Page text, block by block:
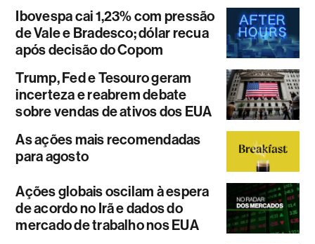
Ibovespa cai 1,23% com pressão
de Vale e Bradesco; dólar recua
após decisão do Copom
Trump, Fed e Tesouro geram
incerteza e reabrem debate
sobre vendas de ativos dos EUA
As ações mais recomendadas
para agosto
Ações globais oscilam à espera
de acordo no Irã e dados do
mercado de trabalho nos EUA